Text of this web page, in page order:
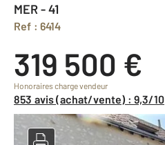
MER - 41
Ref : 6414
319 500 €
Honoraires charge vendeur
853 avis (achat/vente) : 9,3/10